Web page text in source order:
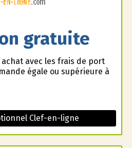
gratuite
avec les frais de port
égale ou supérieure à
Clef-en-ligne